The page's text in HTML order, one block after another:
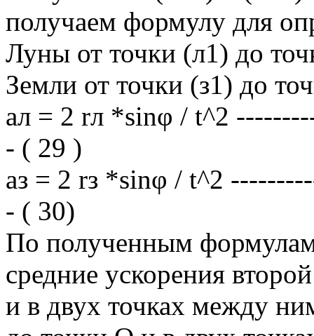
получаем формулу для
Луны от точки (л1) до
Земли от точки (з1) до
aл = 2 rл *sinφ / t^2
- ( 29 )
aз = 2 rз *sinφ / t^2
- ( 30)
По полученным
средние ускорения
и в двух точках между